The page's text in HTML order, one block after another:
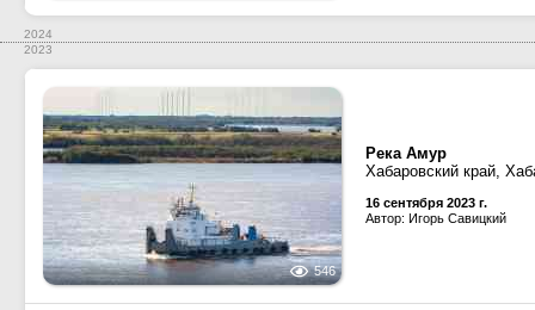
2024
2023
546
Река Амур
Хабаровский край,
16 сентября 2023 г.
Автор: Игорь Савицкий